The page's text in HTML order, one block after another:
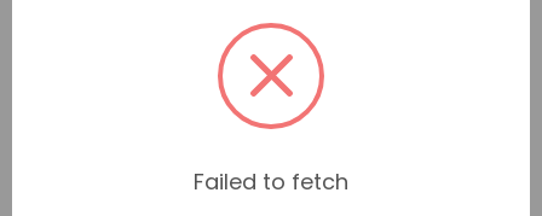
Failed to fetch